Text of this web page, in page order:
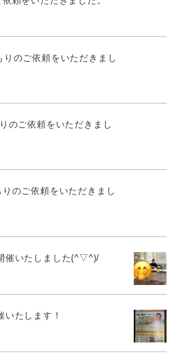
のご依頼をいただきまし
のご依頼をいただきまし
のご依頼をいただきまし
催いたしました(^▽^)/
いたします！